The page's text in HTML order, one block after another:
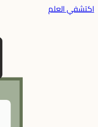
اكتشفي العلم